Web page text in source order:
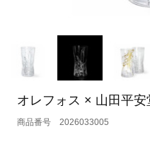
オレフォス × 山田平
2026033005